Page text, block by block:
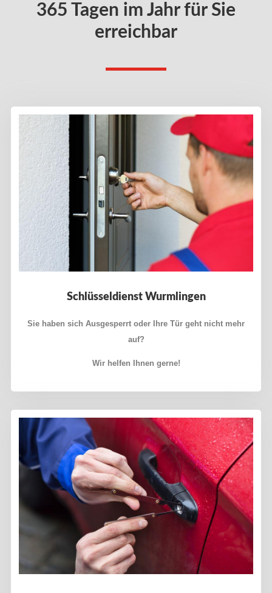
365 Tagen im Jahr für Sie
erreichbar
Schlüsseldienst Wurmlingen
Sie haben sich Ausgesperrt oder Ihre Tür geht nicht mehr
auf?
Wir helfen Ihnen gerne!